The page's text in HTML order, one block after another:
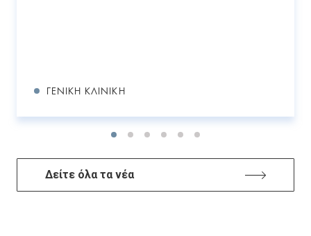
ΓΕΝΙΚΉ ΚΛΙΝΙΚΉ
Δείτε όλα τα νέα